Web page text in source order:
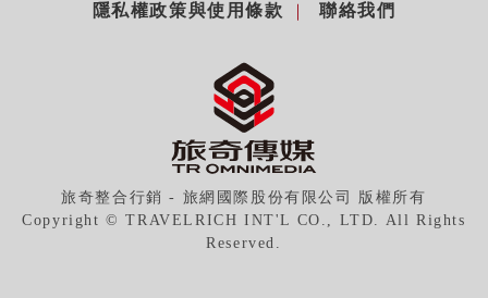
隱私權政策與使用條款
聯絡我們
旅奇整合行銷 - 旅網國際股份有限公司 版權所有
Copyright © TRAVELRICH INT'L CO., LTD. All Rights
Reserved.